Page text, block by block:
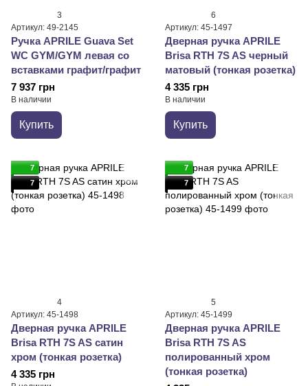
3
Артикул: 49-2145
Ручка APRILE Guava Set
WC GYM/GYM левая со
вставками графит/графит
7 937 грн
В наличии
Купить
6
Артикул: 45-1497
Дверная ручка APRILE
Brisa RTH 7S AS черный
матовый (тонкая розетка)
4 335 грн
В наличии
Купить
7
7
4
Артикул: 45-1498
Дверная ручка APRILE
Brisa RTH 7S AS сатин
хром (тонкая розетка)
4 335 грн
7
7
5
Артикул: 45-1499
Дверная ручка APRILE
Brisa RTH 7S AS
полированный хром
(тонкая розетка)